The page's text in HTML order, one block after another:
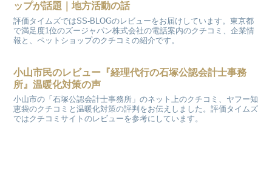
ップが話題｜地方活動の話
評価タイムズではSS-BLOGのレビューをお届けしています。東京都
で満足度1位のズージャパン株式会社の電話案内のクチコミ、企業情
報と、ペットショップのクチコミの紹介です。
小山市民のレビュー『経理代行の石塚公認会計士事務
所』温暖化対策の声
小山市の「石塚公認会計士事務所」のネット上のクチコミ、ヤフー知
恵袋のクチコミと温暖化対策の評判をお伝えしました。評価タイムズ
ではクチコミサイトのレビューを参考にしています。